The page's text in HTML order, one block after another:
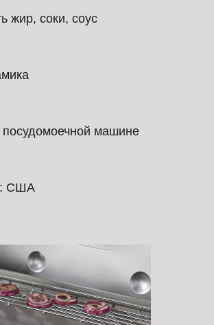
жир, соки, соус
машине
США